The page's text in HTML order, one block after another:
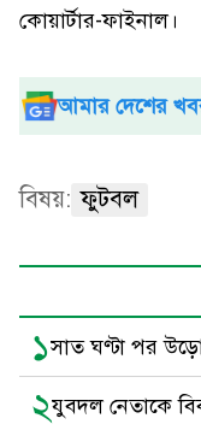
কোয়ার্টার-ফাইনাল।
আমার দেশের
বিষয়: ফুটবল
১সাত ঘণ্টা পর
২যুবদল নেতাকে